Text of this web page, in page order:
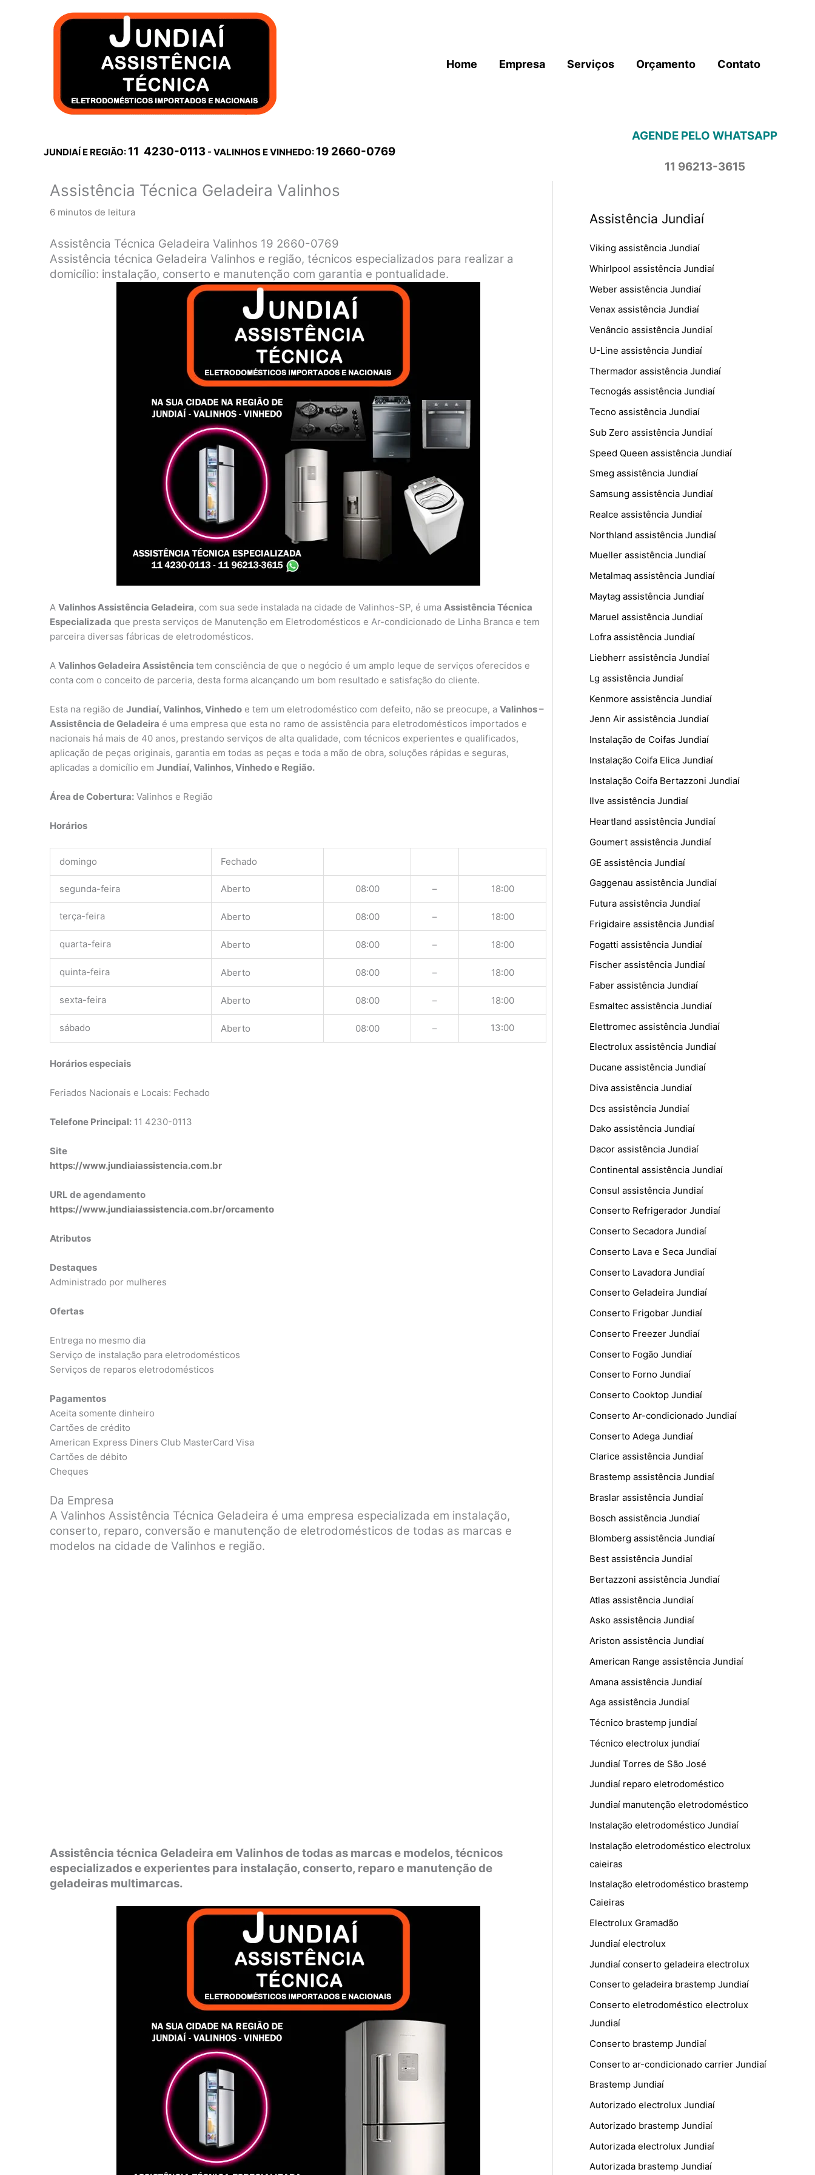
Home Empresa Serviços Orçamento Contato
JUNDIAÍ E REGIÃO: 11 4230-0113 - VALINHOS E VINHEDO: 19 2660-0769
AGENDE PELO WHATSAPP
11 96213-3615
Assistência Técnica Geladeira Valinhos
6 minutos de leitura
Assistência Técnica Geladeira Valinhos 19 2660-0769
Assistência técnica Geladeira Valinhos e região, técnicos especializados para realizar a
domicílio: instalação, conserto e manutenção com garantia e pontualidade.
A Valinhos Assistência Geladeira, com sua sede instalada na cidade de Valinhos-SP, é uma Assistência Técnica
Especializada que presta serviços de Manutenção em Eletrodomésticos e Ar-condicionado de Linha Branca e tem
parceira diversas fábricas de eletrodomésticos.
A Valinhos Geladeira Assistência tem consciência de que o negócio é um amplo leque de serviços oferecidos e
conta com o conceito de parceria, desta forma alcançando um bom resultado e satisfação do cliente.
Esta na região de Jundiaí, Valinhos, Vinhedo e tem um eletrodoméstico com defeito, não se preocupe, a Valinhos –
Assistência de Geladeira é uma empresa que esta no ramo de assistência para eletrodomésticos importados e
nacionais há mais de 40 anos, prestando serviços de alta qualidade, com técnicos experientes e qualificados,
aplicação de peças originais, garantia em todas as peças e toda a mão de obra, soluções rápidas e seguras,
aplicadas a domicílio em Jundiaí, Valinhos, Vinhedo e Região.
Área de Cobertura: Valinhos e Região
Horários
domingo Fechado
segunda-feira Aberto 08:00 – 18:00
terça-feira Aberto 08:00 – 18:00
quarta-feira Aberto 08:00 – 18:00
quinta-feira Aberto 08:00 – 18:00
sexta-feira Aberto 08:00 – 18:00
sábado Aberto 08:00 – 13:00
Horários especiais
Feriados Nacionais e Locais: Fechado
Telefone Principal: 11 4230-0113
Site
https://www.jundiaiassistencia.com.br
URL de agendamento
https://www.jundiaiassistencia.com.br/orcamento
Atributos
Destaques
Administrado por mulheres
Ofertas
Entrega no mesmo dia
Serviço de instalação para eletrodomésticos
Serviços de reparos eletrodomésticos
Pagamentos
Aceita somente dinheiro
Cartões de crédito
American Express Diners Club MasterCard Visa
Cartões de débito
Cheques
Da Empresa
A Valinhos Assistência Técnica Geladeira é uma empresa especializada em instalação,
conserto, reparo, conversão e manutenção de eletrodomésticos de todas as marcas e
modelos na cidade de Valinhos e região.
Assistência técnica Geladeira em Valinhos de todas as marcas e modelos, técnicos
especializados e experientes para instalação, conserto, reparo e manutenção de
geladeiras multimarcas.
Assistência Jundiaí
Viking assistência Jundiaí
Whirlpool assistência Jundiaí
Weber assistência Jundiaí
Venax assistência Jundiaí
Venâncio assistência Jundiaí
U-Line assistência Jundiaí
Thermador assistência Jundiaí
Tecnogás assistência Jundiaí
Tecno assistência Jundiaí
Sub Zero assistência Jundiaí
Speed Queen assistência Jundiaí
Smeg assistência Jundiaí
Samsung assistência Jundiaí
Realce assistência Jundiaí
Northland assistência Jundiaí
Mueller assistência Jundiaí
Metalmaq assistência Jundiaí
Maytag assistência Jundiaí
Maruel assistência Jundiaí
Lofra assistência Jundiaí
Liebherr assistência Jundiaí
Lg assistência Jundiaí
Kenmore assistência Jundiaí
Jenn Air assistência Jundiaí
Instalação de Coifas Jundiaí
Instalação Coifa Elica Jundiaí
Instalação Coifa Bertazzoni Jundiaí
Ilve assistência Jundiaí
Heartland assistência Jundiaí
Goumert assistência Jundiaí
GE assistência Jundiaí
Gaggenau assistência Jundiaí
Futura assistência Jundiaí
Frigidaire assistência Jundiaí
Fogatti assistência Jundiaí
Fischer assistência Jundiaí
Faber assistência Jundiaí
Esmaltec assistência Jundiaí
Elettromec assistência Jundiaí
Electrolux assistência Jundiaí
Ducane assistência Jundiaí
Diva assistência Jundiaí
Dcs assistência Jundiaí
Dako assistência Jundiaí
Dacor assistência Jundiaí
Continental assistência Jundiaí
Consul assistência Jundiaí
Conserto Refrigerador Jundiaí
Conserto Secadora Jundiaí
Conserto Lava e Seca Jundiaí
Conserto Lavadora Jundiaí
Conserto Geladeira Jundiaí
Conserto Frigobar Jundiaí
Conserto Freezer Jundiaí
Conserto Fogão Jundiaí
Conserto Forno Jundiaí
Conserto Cooktop Jundiaí
Conserto Ar-condicionado Jundiaí
Conserto Adega Jundiaí
Clarice assistência Jundiaí
Brastemp assistência Jundiaí
Braslar assistência Jundiaí
Bosch assistência Jundiaí
Blomberg assistência Jundiaí
Best assistência Jundiaí
Bertazzoni assistência Jundiaí
Atlas assistência Jundiaí
Asko assistência Jundiaí
Ariston assistência Jundiaí
American Range assistência Jundiaí
Amana assistência Jundiaí
Aga assistência Jundiaí
Técnico brastemp jundiaí
Técnico electrolux jundiaí
Jundiaí Torres de São José
Jundiaí reparo eletrodoméstico
Jundiaí manutenção eletrodoméstico
Instalação eletrodoméstico Jundiaí
Instalação eletrodoméstico electrolux
caieiras
Instalação eletrodoméstico brastemp
Caieiras
Electrolux Gramadão
Jundiaí electrolux
Jundiaí conserto geladeira electrolux
Conserto geladeira brastemp Jundiaí
Conserto eletrodoméstico electrolux
Jundiaí
Conserto brastemp Jundiaí
Conserto ar-condicionado carrier Jundiaí
Brastemp Jundiaí
Autorizado electrolux Jundiaí
Autorizado brastemp Jundiaí
Autorizada electrolux Jundiaí
Autorizada brastemp Jundiaí